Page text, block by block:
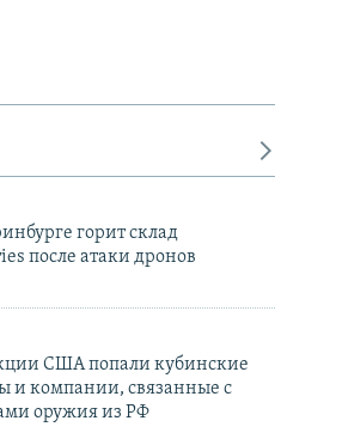
горит склад
после атаки дронов
США попали кубинские
и компании, связанные с
оружия из РФ